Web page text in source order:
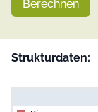
Berechnen
Strukturdaten: